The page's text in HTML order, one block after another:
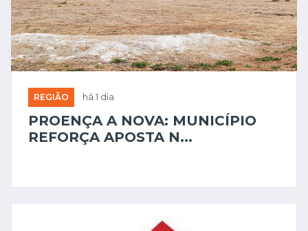
REGIÃO há 1 dia
PROENÇA A NOVA: MUNICÍPIO
REFORÇA APOSTA N...